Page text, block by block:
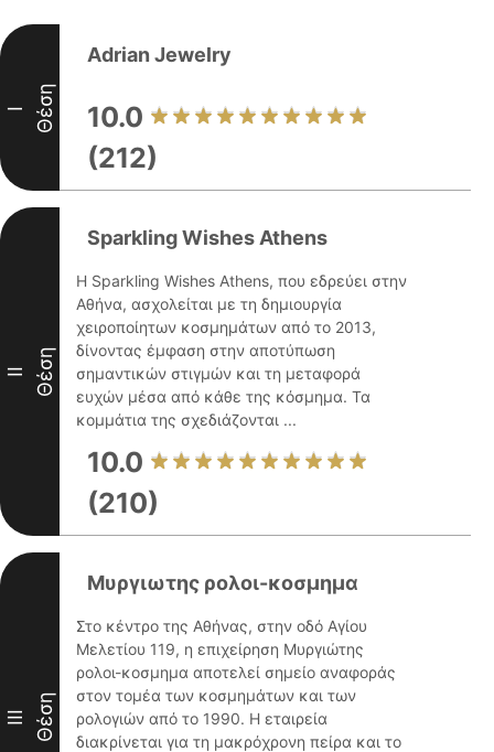
I Θέση
Adrian Jewelry
10.0
(212)
II Θέση
Sparkling Wishes Athens
Η Sparkling Wishes Athens, που εδρεύει στην
Αθήνα, ασχολείται με τη δημιουργία
χειροποίητων κοσμημάτων από το 2013,
δίνοντας έμφαση στην αποτύπωση
σημαντικών στιγμών και τη μεταφορά
ευχών μέσα από κάθε της κόσμημα. Τα
κομμάτια της σχεδιάζονται ...
10.0
(210)
III Θέση
Μυργιωτης ρολοι-κοσμημα
Στο κέντρο της Αθήνας, στην οδό Αγίου
Μελετίου 119, η επιχείρηση Μυργιώτης
ρολοι-κοσμημα αποτελεί σημείο αναφοράς
στον τομέα των κοσμημάτων και των
ρολογιών από το 1990. Η εταιρεία
διακρίνεται για τη μακρόχρονη πείρα και το